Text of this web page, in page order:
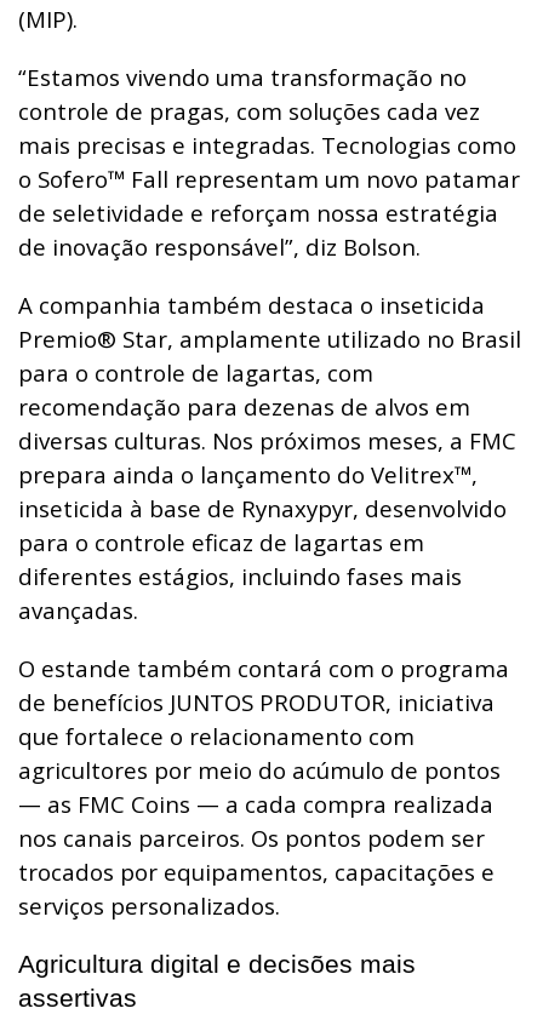
(MIP).
“Estamos vivendo uma transformação no
controle de pragas, com soluções cada vez
mais precisas e integradas. Tecnologias como
o Sofero™ Fall representam um novo patamar
de seletividade e reforçam nossa estratégia
de inovação responsável”, diz Bolson.
A companhia também destaca o inseticida
Premio® Star, amplamente utilizado no Brasil
para o controle de lagartas, com
recomendação para dezenas de alvos em
diversas culturas. Nos próximos meses, a FMC
prepara ainda o lançamento do Velitrex™,
inseticida à base de Rynaxypyr, desenvolvido
para o controle eficaz de lagartas em
diferentes estágios, incluindo fases mais
avançadas.
O estande também contará com o programa
de benefícios JUNTOS PRODUTOR, iniciativa
que fortalece o relacionamento com
agricultores por meio do acúmulo de pontos
— as FMC Coins — a cada compra realizada
nos canais parceiros. Os pontos podem ser
trocados por equipamentos, capacitações e
serviços personalizados.
Agricultura digital e decisões mais
assertivas